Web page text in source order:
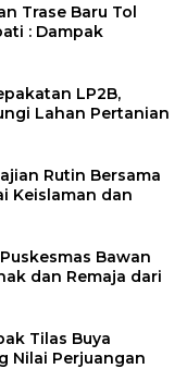
Trase Baru Tol
: Dampak
LP2B,
Lahan Pertanian
Rutin Bersama
Keislaman dan
Puskesmas Bawan
dan Remaja dari
Tilas Buya
Nilai Perjuangan